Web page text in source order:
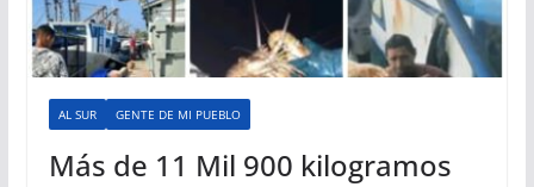
AL SUR GENTE DE MI PUEBLO
Más de 11 Mil 900 kilogramos